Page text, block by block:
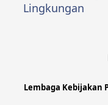
Lingkungan
Lembaga Kebijakan